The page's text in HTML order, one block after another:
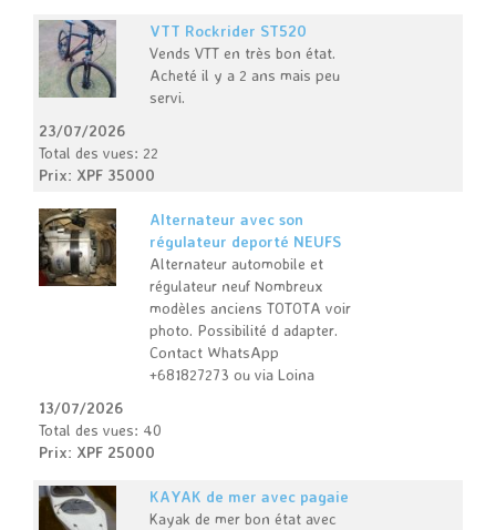
VTT Rockrider ST520
Vends VTT en très bon état.
Acheté il y a 2 ans mais peu
servi.
23/07/2026
Total des vues: 22
Prix: XPF 35000
Alternateur avec son
régulateur deporté NEUFS
Alternateur automobile et
régulateur neuf Nombreux
modèles anciens TOTOTA voir
photo. Possibilité d adapter.
Contact WhatsApp
+681827273 ou via Loina
13/07/2026
Total des vues: 40
Prix: XPF 25000
KAYAK de mer avec pagaie
Kayak de mer bon état avec